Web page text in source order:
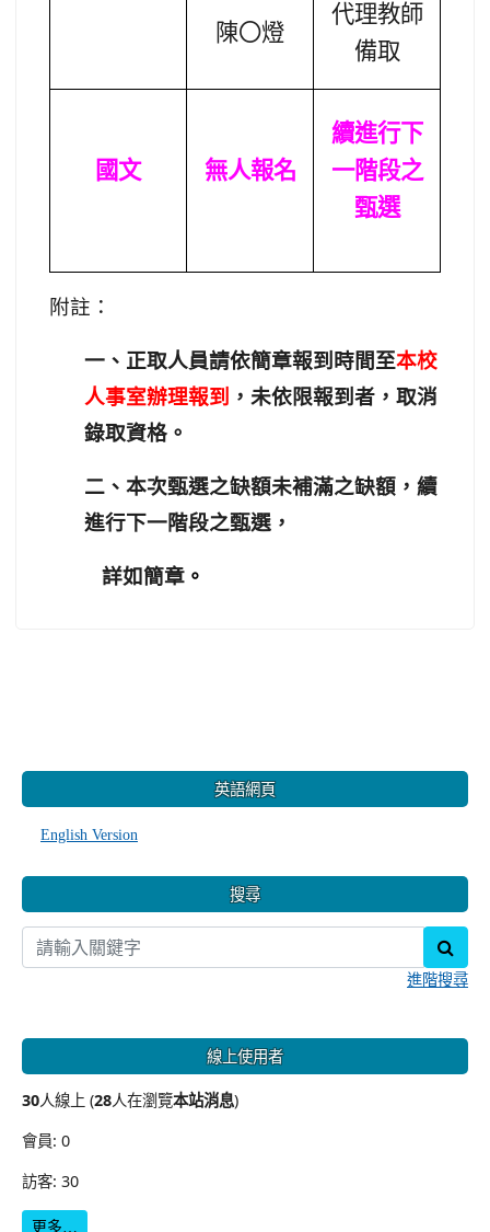
陳〇燈
代理教師
備取
國文 無人報名
續進行下
一階段之
甄選
附註：
一、正取人員請依簡章報到時間至本校
人事室辦理報到 ，未依限報到者，取消
錄取資格。
二、本次甄選之缺額未補滿之缺額，續
進行下一階段之甄選，
詳如簡章 。
英語網頁
English Version
搜尋
進階搜尋
線上使用者
30人線上 (28人在瀏覽本站消息)
會員: 0
訪客: 30
更多…